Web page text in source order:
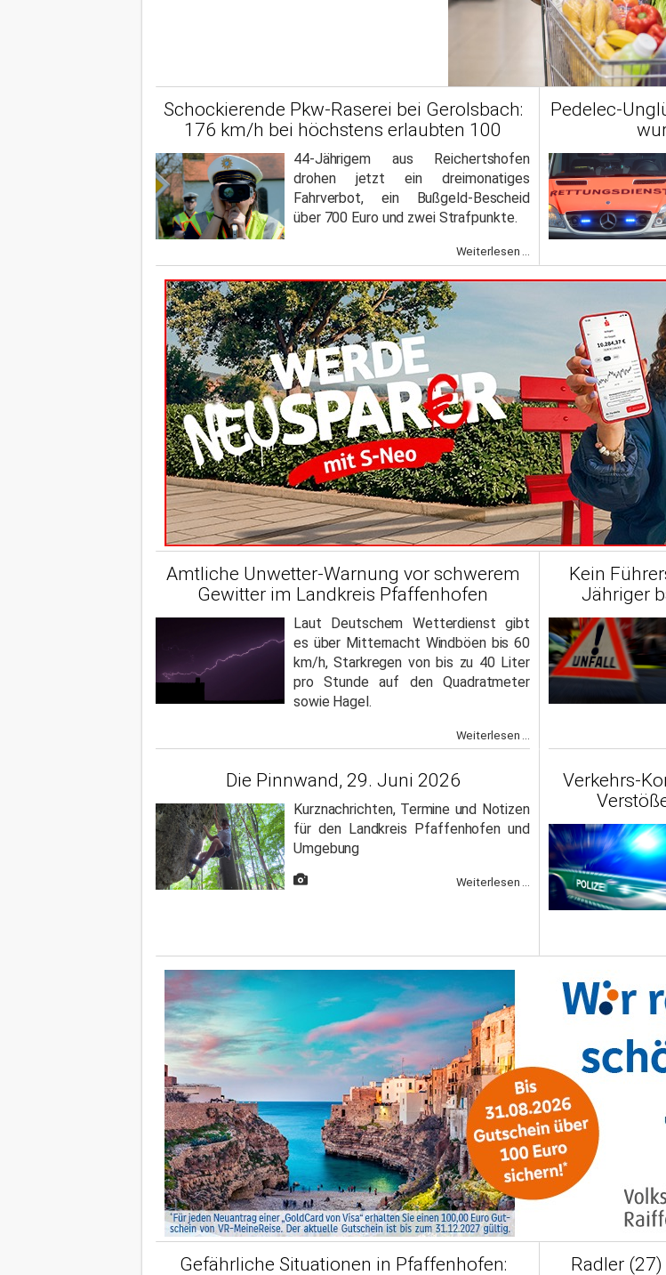
Schockierende Pkw-Raserei bei Gerolsbach:
176 km/h bei höchstens erlaubten 100
44-Jährigem aus Reichertshofen
drohen jetzt ein dreimonatiges
Fahrverbot, ein Bußgeld-Bescheid
über 700 Euro und zwei Strafpunkte.
Weiterlesen ...
Pedelec-
Amtliche Unwetter-Warnung vor schwerem
Gewitter im Landkreis Pfaffenhofen
Laut Deutschem Wetterdienst gibt
es über Mitternacht Windböen bis 60
km/h, Starkregen von bis zu 40 Liter
pro Stunde auf den Quadratmeter
sowie Hagel.
Weiterlesen ...
Kein
Jähriger
Die Pinnwand, 29. Juni 2026
Kurznachrichten, Termine und Notizen
für den Landkreis Pfaffenhofen und
Umgebung
Weiterlesen ...
Verkehrs-
Gefährliche Situationen in Pfaffenhofen:
Radler